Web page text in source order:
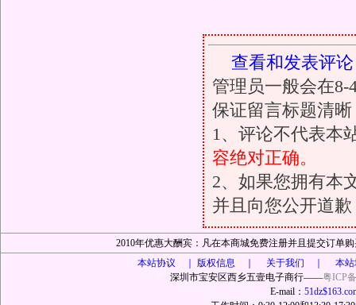
查看和发表评论
管理员一般会在
保证留言标题清
1、评论不代表本
容绝对正确。
2、如果您拥有本
并且向您公开道
2010年优惠大酬宾：凡在本商城免费注册并且提交订单
本站协议 ｜
版权信息 ｜ 关于我们 ｜ 本
深圳市宝安区西乡五壹电子商行——粤ICP
E-mail：